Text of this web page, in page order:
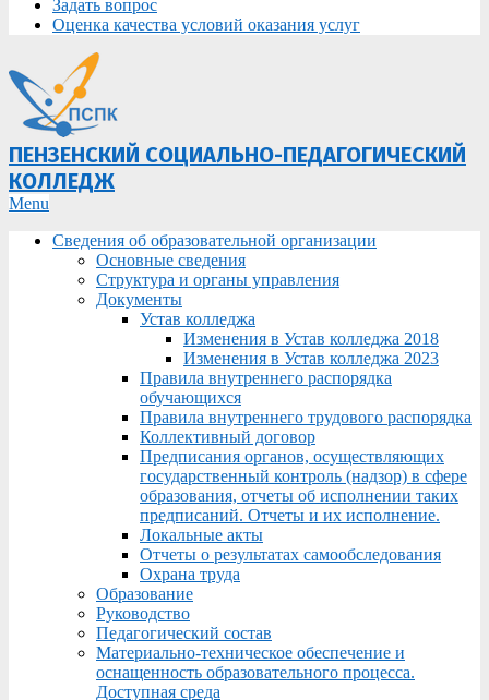
Задать вопрос
Оценка качества условий оказания услуг
ПЕНЗЕНСКИЙ СОЦИАЛЬНО-ПЕДАГОГИЧЕСКИЙ
КОЛЛЕДЖ
Primary
Menu
Menu
Сведения об образовательной организации
Основные сведения
Структура и органы управления
Документы
Устав колледжа
Изменения в Устав колледжа 2018
Изменения в Устав колледжа 2023
Правила внутреннего распорядка
обучающихся
Правила внутреннего трудового распорядка
Коллективный договор
Предписания органов, осуществляющих
государственный контроль (надзор) в сфере
образования, отчеты об исполнении таких
предписаний. Отчеты и их исполнение.
Локальные акты
Отчеты о результатах самообследования
Охрана труда
Образование
Руководство
Педагогический состав
Материально-техническое обеспечение и
оснащенность образовательного процесса.
Доступная среда